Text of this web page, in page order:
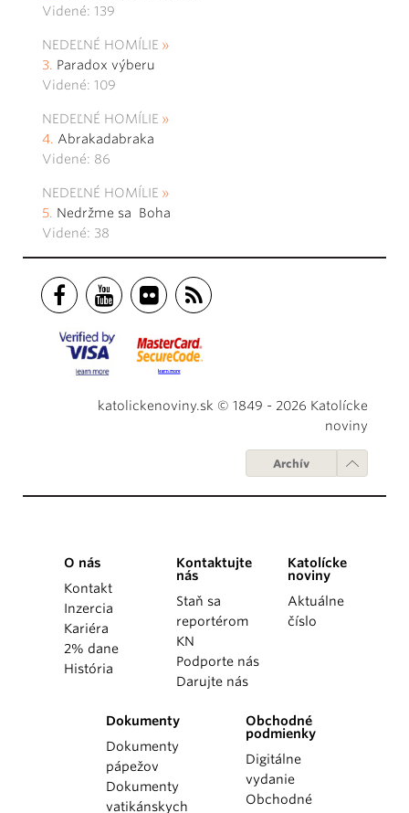
Videné: 139
NEDEĽNÉ HOMÍLIE
Paradox výberu
Videné: 109
NEDEĽNÉ HOMÍLIE
Abrakadabraka
Videné: 86
NEDEĽNÉ HOMÍLIE
Nedržme sa Boha
Videné: 38
katolickenoviny.sk © 1849 - 2026 Katolícke
noviny
Archív
O nás
Kontakt
Inzercia
Kariéra
2% dane
História
Kontaktujte
nás
Staň sa
reportérom
KN
Podporte nás
Darujte nás
Katolícke
noviny
Aktuálne
číslo
Dokumenty
Dokumenty
pápežov
Dokumenty
vatikánskych
Obchodné
podmienky
Digitálne
vydanie
Obchodné